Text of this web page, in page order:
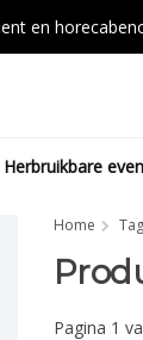
en
Herbruikbare
Home
Pagina 1